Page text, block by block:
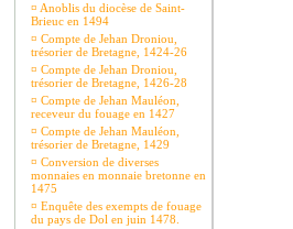
¤ Anoblis du diocèse de Saint-
Brieuc en 1494
¤ Compte de Jehan Droniou,
trésorier de Bretagne, 1424-26
¤ Compte de Jehan Droniou,
trésorier de Bretagne, 1426-28
¤ Compte de Jehan Mauléon,
receveur du fouage en 1427
¤ Compte de Jehan Mauléon,
trésorier de Bretagne, 1429
¤ Conversion de diverses
monnaies en monnaie bretonne en
1475
¤ Enquête des exempts de fouage
du pays de Dol en juin 1478.